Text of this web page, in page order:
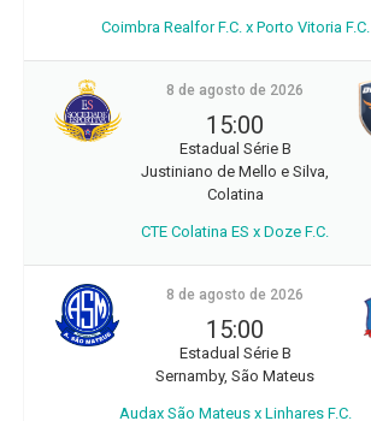
Coimbra Realfor F.C. x Porto Vitoria F.C.
8 de agosto de 2026
15:00
Estadual Série B
Justiniano de Mello e Silva,
Colatina
CTE Colatina ES x Doze F.C.
8 de agosto de 2026
15:00
Estadual Série B
Sernamby, São Mateus
Audax São Mateus x Linhares F.C.